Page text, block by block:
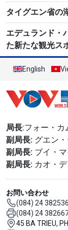
タイグエン省の
エデュランド・
た新たな観光ス
English
局長:フォー・カ
副局長: グエン
副局長: ブイ・
副局長: カオ・
お問い合わせ
(084) 24
(084) 24
45 BA TRIEU,